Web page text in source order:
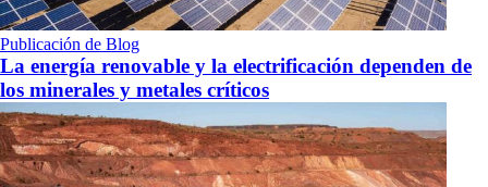
Publicación de Blog
La energía renovable y la electrificación dependen de
los minerales y metales críticos